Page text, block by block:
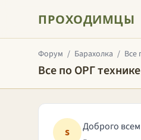
ПРОХОДИМЦЫ
Форум / Барахолка / Все
Все по ОРГ технике
s
Доброго